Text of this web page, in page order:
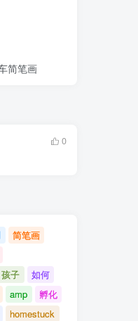
简笔画
0
简笔画
孩子
如何
amp
孵化
homestuck